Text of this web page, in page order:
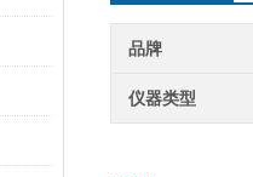
品牌
仪器类型